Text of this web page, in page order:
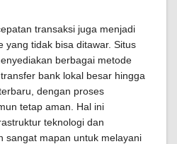
transaksi juga menjadi
yang tidak bisa ditawar. Situs
berbagai metode
bank lokal besar hingga
dengan proses
tetap aman. Hal ini
teknologi dan
sangat mapan untuk melayani